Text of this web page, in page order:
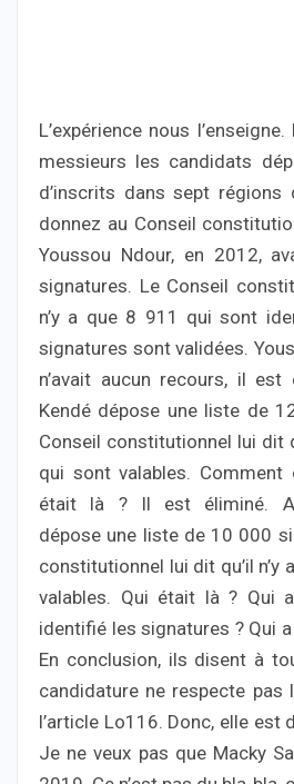
L’expérience nous
messieurs les candidats
d’inscrits dans sept
donnez au Conseil
Youssou Ndour, en 2012,
signatures. Le Conseil
n’y a que 8 911 qui sont
signatures sont validées.
n’avait aucun recours, il est
Kendé dépose une liste de
Conseil constitutionnel lui dit
qui sont valables. Comment
était là ? Il est éliminé.
dépose une liste de 10 000
constitutionnel lui dit qu’il n’y
valables. Qui était là ? Qui
identifié les signatures ? Qui
En conclusion, ils disent à
candidature ne respecte pas
l’article Lo116. Donc, elle est
Je ne veux pas que Macky